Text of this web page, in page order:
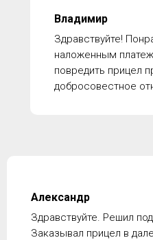
Владимир
Здравствуйте!
наложенным
повредить прицел
добросовестное
Александр
Здравствуйте. Решил
Заказывал прицел в